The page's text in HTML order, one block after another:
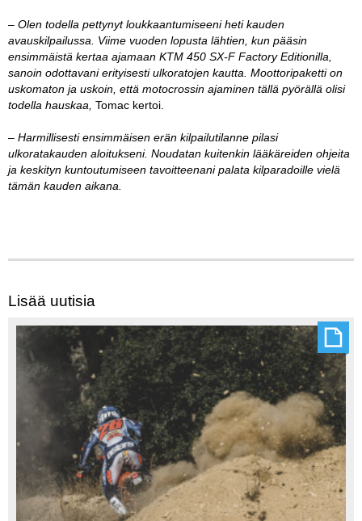
– Olen todella pettynyt loukkaantumiseeni heti kauden
avauskilpailussa. Viime vuoden lopusta lähtien, kun pääsin
ensimmäistä kertaa ajamaan KTM 450 SX-F Factory Editionilla,
sanoin odottavani erityisesti ulkoratojen kautta. Moottoripaketti on
uskomaton ja uskoin, että motocrossin ajaminen tällä pyörällä olisi
todella hauskaa, Tomac kertoi.
– Harmillisesti ensimmäisen erän kilpailutilanne pilasi
ulkoratakauden aloitukseni. Noudatan kuitenkin lääkäreiden ohjeita
ja keskityn kuntoutumiseen tavoitteenani palata kilparadoille vielä
tämän kauden aikana.
Lisää uutisia